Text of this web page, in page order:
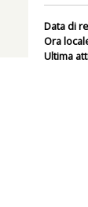
Data di
Ora
Ultima